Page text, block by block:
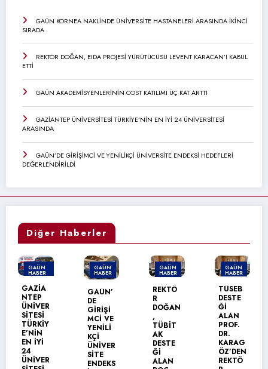
GAÜN KORNEA NAKLİNDE ÜNİVERSİTE HASTANELERİ ARASINDA İKİNCİ
SIRADA
REKTÖR DOĞAN, EIDA PROJESİ YÜRÜTÜCÜSÜ LEVENT KARACAN’I KABUL
ETTİ
GAÜN AKADEMİSYENLERİNİN COST KATILIMI ÜÇ KAT ARTTI
GAZİANTEP ÜNİVERSİTESİ TÜRKİYE’NİN EN İYİ 24 ÜNİVERSİTESİ
ARASINDA
GAÜN’DE GİRİŞİMCİ VE YENİLİKÇİ ÜNİVERSİTE ENDEKSİ HEDEFLERİ
DEĞERLENDİRİLDİ
Diğer Haberler
GAÜN
HABER
GAÜN’
DE
GİRİŞİ
MCİ VE
YENİLİ
KÇİ
ÜNİVER
SİTE
ENDEKS
GAÜN
HABER
REKTÖ
R
DOĞAN
,
TÜBİT
AK
DESTE
Ğİ
ALAN
GAÜN
HABER
TÜSEB
Ğİ
PROF.
DR.
KARAG
ÖZ’DEN
REKTÖ
GAÜN
HABER
GAÜN
TEKNİK
BİLİML
ER
MESLEK
YÜKSEK
OKULU’
NDA
MEZUN